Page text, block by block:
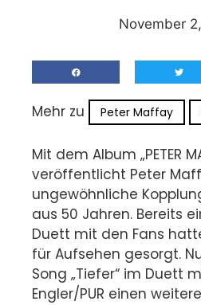
November
Mehr zu Peter Maffay
Mit dem Album „PETER
veröffentlicht Peter
ungewöhnliche
aus 50 Jahren. Bereits
Duett mit den Fans
für Aufsehen gesorgt.
Song „Tiefer“ im Duett
Engler/PUR einen